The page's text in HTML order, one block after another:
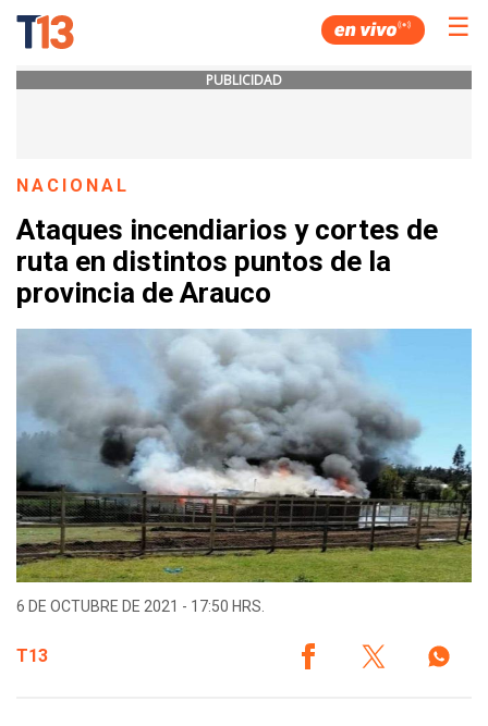
☰
PUBLICIDAD
NACIONAL
Ataques incendiarios y cortes de
ruta en distintos puntos de la
provincia de Arauco
6 DE OCTUBRE DE 2021 - 17:50 HRS.
T13